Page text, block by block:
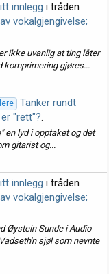
innlegg i tråden
vokalgjengivelse;
ikke uvanlig at ting låter
komprimering gjøres...
Tanker rundt
"rett"?.
en lyd i opptaket og det
gitarist og...
innlegg i tråden
vokalgjengivelse;
Øystein Sunde i Audio
sjøl som nevnte